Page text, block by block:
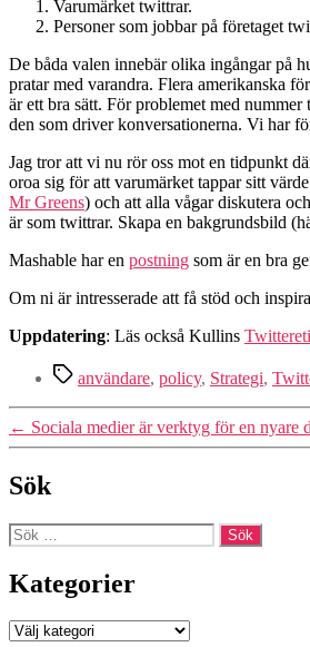
Varumärket twittrar.
Personer som jobbar på företaget
De båda valen innebär olika ingångar på
pratar med varandra. Flera amerikanska
är ett bra sätt. För problemet med
den som driver konversationerna. Vi har
Jag tror att vi nu rör oss mot en tidpunkt
oroa sig för att varumärket tappar sitt
Mr Greens) och att alla vågar diskutera
är som twittrar. Skapa en bakgrundsbild
Mashable har en postning som är en bra
Om ni är intresserade att få stöd och
Uppdatering: Läs också Kullins
Etiketter
användare, policy, Strategi,
← Sociala medier är verktyg för en nyare
Sök
Sök
efter:
Kategorier
Kategorier